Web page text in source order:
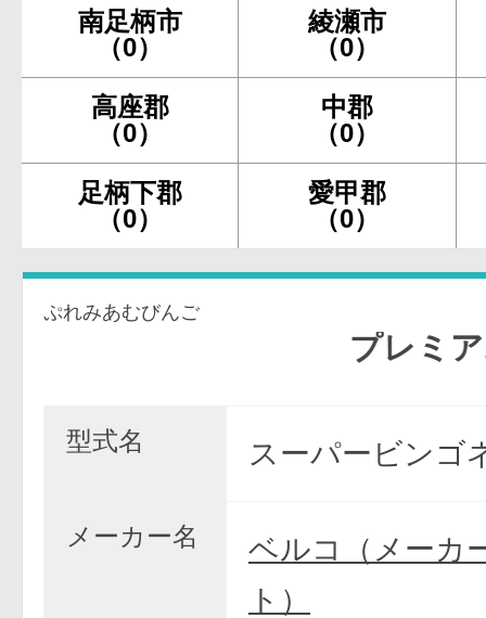
南足柄市
（0）
綾瀬市
（0）
高座郡
（0）
中郡
（0）
足柄下郡
（0）
愛甲郡
（0）
ぷれみあむびんご
プレミアムビ
型式名 スーパービンゴ
メーカー名
ベルコ（メーカ
ト）